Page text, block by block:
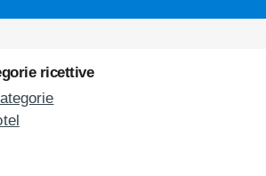
ricettive